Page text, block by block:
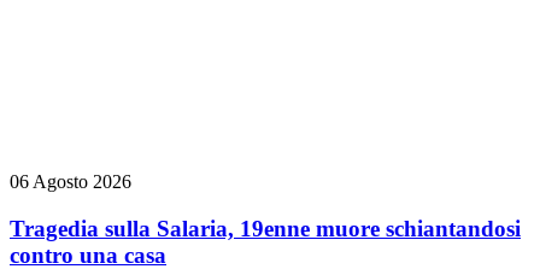
06 Agosto 2026
Tragedia sulla Salaria, 19enne muore schiantandosi
contro una casa